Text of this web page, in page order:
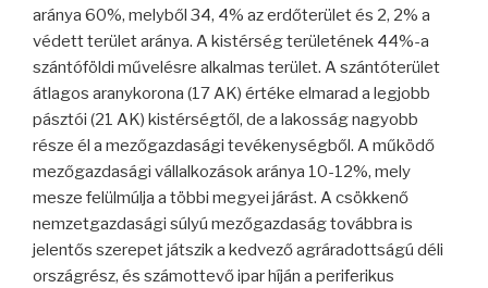
aránya 60%, melyből 34, 4% az erdőterület és 2, 2% a
védett terület aránya. A kistérség területének 44%-a
szántóföldi művelésre alkalmas terület. A szántóterület
átlagos aranykorona (17 AK) értéke elmarad a legjobb
pásztói (21 AK) kistérségtől, de a lakosság nagyobb
része él a mezőgazdasági tevékenységből. A működő
mezőgazdasági vállalkozások aránya 10-12%, mely
mesze felülmúlja a többi megyei járást. A csökkenő
nemzetgazdasági súlyú mezőgazdaság továbbra is
jelentős szerepet játszik a kedvező agráradottságú déli
országrész, és számottevő ipar híján a periferikus